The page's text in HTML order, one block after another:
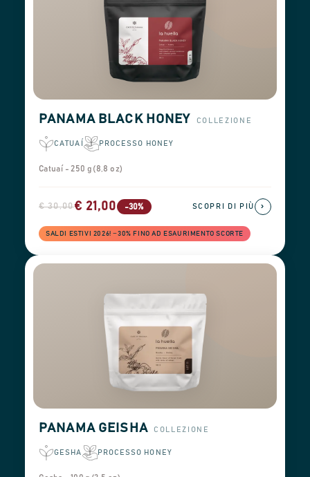
PANAMA BLACK HONEY COLLEZIONE
CATUAÍ PROCESSO HONEY
Catuaí - 250 g (8,8 oz)
€ 30,00€ 21,00 -30%
SALDI ESTIVI 2026! −30% FINO AD ESAURIMENTO SCORTE
SCOPRI DI PIÙ ›
PANAMA GEISHA COLLEZIONE
GESHA PROCESSO HONEY